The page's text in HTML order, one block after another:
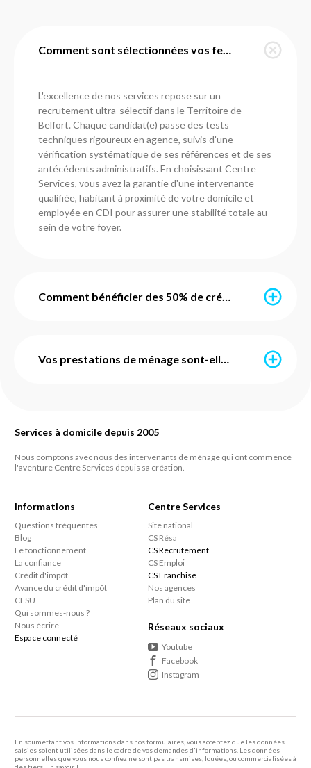
Comment sont sélectionnées vos femmes de ménage dans le Territoire de Belfort ?
L'excellence de nos services repose sur un
recrutement ultra-sélectif dans le Territoire de
Belfort. Chaque candidat(e) passe des tests
techniques rigoureux en agence, suivis d'une
vérification systématique de ses références et de ses
antécédents administratifs. En choisissant Centre
Services, vous avez la garantie d'une intervenante
qualifiée, habitant à proximité de votre domicile et
employée en CDI pour assurer une stabilité totale au
sein de votre foyer.
Comment bénéficier des 50% de crédit d'impôt immédiat ?
l'URSSAF, vous ne payez que la moitié de votre facture
prestation coûte 100 €, seuls 50 € sont prélevés sur
aucune avance de frais de votre part.
Vos prestations de ménage sont-elles avec ou sans engagement ?
sans engagement de durée et sans frais de dossier
vos interventions sur simple appel à votre agence de
intervenants, et non par un contrat contraignant.
Services à domicile depuis 2005
Nous comptons avec nous des intervenants de ménage qui ont commencé
l'aventure Centre Services depuis sa création.
Informations
Questions fréquentes
Blog
Le fonctionnement
La confiance
Crédit d'impôt
Avance du crédit d'impôt
CESU
Qui sommes-nous ?
Nous écrire
Espace connecté
Centre Services
Site national
CS Résa
CS Recrutement
CS Emploi
CS Franchise
Nos agences
Plan du site
Réseaux sociaux
Youtube
Facebook
Instagram
En soumettant vos informations dans nos formulaires, vous acceptez que les données
saisies soient utilisées dans le cadre de vos demandes d'informations. Les données
personnelles que vous nous confiez ne sont pas transmises, louées, ou commercialisées à